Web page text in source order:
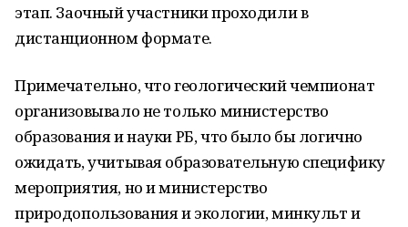
этап. Заочный участники проходили в
дистанционном формате.
Примечательно, что геологический чемпионат
организовывало не только министерство
образования и науки РБ, что было бы логично
ожидать, учитывая образовательную специфику
мероприятия, но и министерство
природопользования и экологии, минкульт и